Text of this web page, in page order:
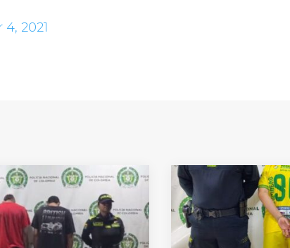
2021